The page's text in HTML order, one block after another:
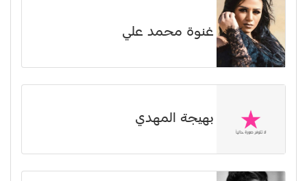
غنوة محمد علي
بهيجة المهدي